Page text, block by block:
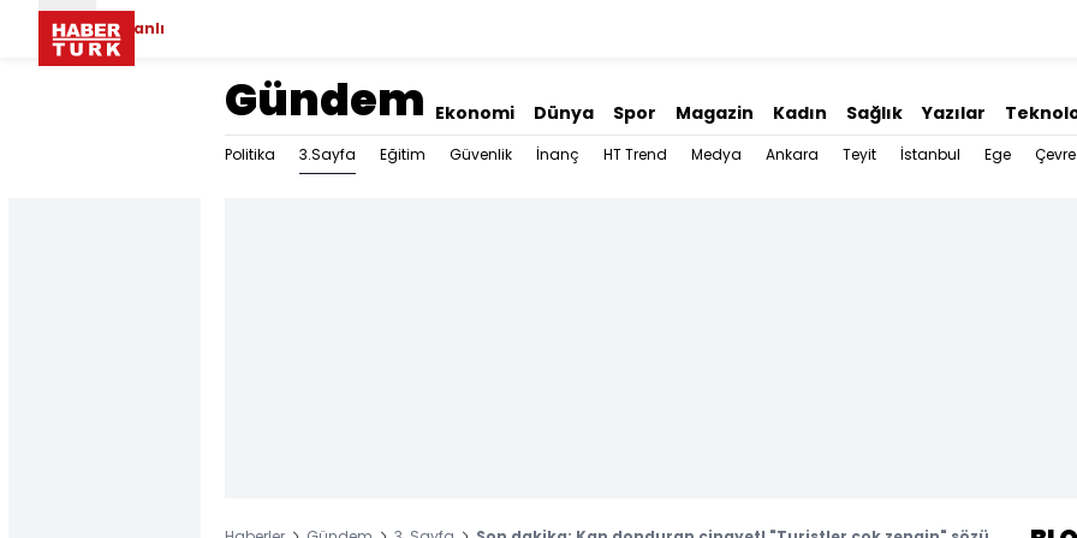
Canlı
Gündem Ekonomi Dünya Spor Magazin Kadın Sağlık Yazılar
Politika 3.Sayfa Eğitim Güvenlik İnanç HT Trend Medya Ankara Teyit İstanbul Ege Çevre